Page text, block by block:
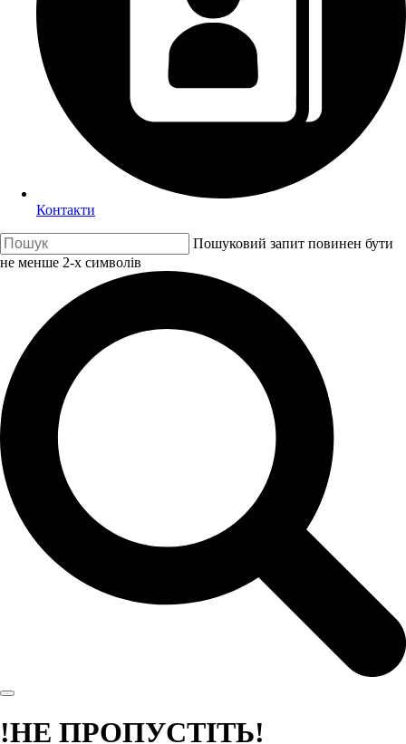
Контакти
Пошуковий запит повинен бути
не менше 2-х символів
!НЕ ПРОПУСТІТЬ!